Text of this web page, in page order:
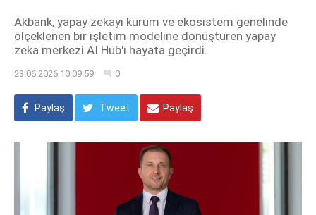
Akbank, yapay zekayı kurum ve ekosistem genelinde
ölçeklenen bir işletim modeline dönüştüren yapay
zeka merkezi AI Hub'ı hayata geçirdi.
23.06.2026 10:09:59 0
Paylaş Tweet Paylaş